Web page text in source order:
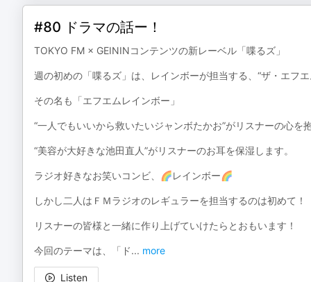
#80 ドラマの話ー！
TOKYO FM × GEININコンテンツの新レーベル「喋るズ」
週の初めの「喋るズ」は、レインボーが担当する、“ザ・エフ
その名も「エフエムレインボー」
“一人でもいいから救いたいジャンボたかお”がリスナーの心を抱
“美容が大好きな池田直人”がリスナーのお耳を保湿します。
ラジオ好きなお笑いコンビ、🌈レインボー🌈
しかし二人はＦＭラジオのレギュラーを担当するのは初めて！
リスナーの皆様と一緒に作り上げていけたらとおもいます！
今回のテーマは、「ド... more
Listen